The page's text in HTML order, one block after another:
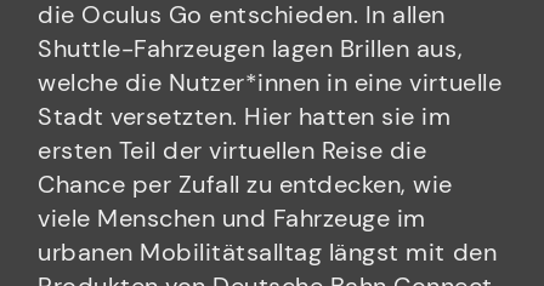
die Oculus Go entschieden. In allen
Shuttle-Fahrzeugen lagen Brillen aus,
welche die Nutzer*innen in eine virtuelle
Stadt versetzten. Hier hatten sie im
ersten Teil der virtuellen Reise die
Chance per Zufall zu entdecken, wie
viele Menschen und Fahrzeuge im
urbanen Mobilitätsalltag längst mit den